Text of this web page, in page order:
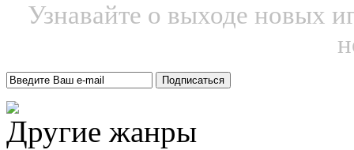
Узнавайте о выходе новых
Другие жанры